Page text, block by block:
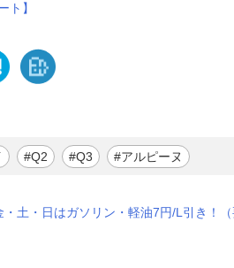
ト】
#Q2 #Q3 #アルピーヌ
・土・日はガソリン・軽油7円/L引き！